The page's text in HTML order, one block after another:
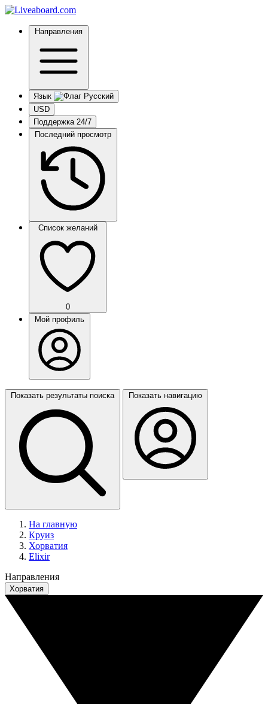
Направления
Язык
USD
Поддержка 24/7
Последний просмотр
Список желаний
0
Мой профиль
Показать результаты поиска Показать навигацию
На главную
Круиз
Хорватия
Elixir
Направления
Хорватия